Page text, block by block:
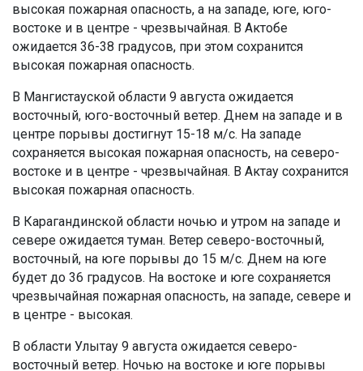
высокая пожарная опасность, а на западе, юге, юго-
востоке и в центре - чрезвычайная. В Актобе
ожидается 36-38 градусов, при этом сохранится
высокая пожарная опасность.
В Мангистауской области 9 августа ожидается
восточный, юго-восточный ветер. Днем на западе и в
центре порывы достигнут 15-18 м/с. На западе
сохраняется высокая пожарная опасность, на северо-
востоке и в центре - чрезвычайная. В Актау сохранится
высокая пожарная опасность.
В Карагандинской области ночью и утром на западе и
севере ожидается туман. Ветер северо-восточный,
восточный, на юге порывы до 15 м/с. Днем на юге
будет до 36 градусов. На востоке и юге сохраняется
чрезвычайная пожарная опасность, на западе, севере и
в центре - высокая.
В области Улытау 9 августа ожидается северо-
восточный ветер. Ночью на востоке и юге порывы